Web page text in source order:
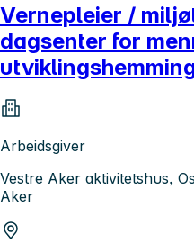
Vernepleier /
dagsenter for
Arbeidsgiver
Vestre Aker aktivitetshus,
Aker